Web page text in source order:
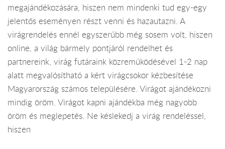
megajándékozására, hiszen nem mindenki tud egy-egy
jelentős eseményen részt venni és hazautazni. A
virágrendelés ennél egyszerűbb még sosem volt, hiszen
online, a világ bármely pontjáról rendelhet és
partnereink, virág futáraink közreműködésével 1-2 nap
alatt megvalósítható a kért virágcsokor kézbesítése
Magyarország számos településére. Virágot ajándékozni
mindig öröm. Virágot kapni ajándékba még nagyobb
öröm és meglepetés. Ne késlekedj a virág rendeléssel,
hiszen